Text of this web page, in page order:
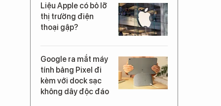
Liệu Apple có bỏ lỡ
thị trường điện
thoại gập?
Google ra mắt máy
tính bảng Pixel đi
kèm với dock sạc
không dây độc đáo